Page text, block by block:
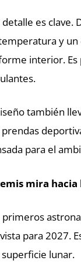
detalle es
y un
interior. Es
también
prendas
para el
mira hacia
primeros
para 2027.
superficie lunar.